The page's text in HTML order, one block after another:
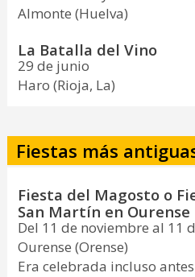
Almonte (Huelva)
La Batalla del Vino
29 de junio
Haro (Rioja, La)
Fiestas más
Fiesta del Magosto o
San Martín en Ourense
Del 11 de noviembre al 11
Ourense (Orense)
Era celebrada incluso